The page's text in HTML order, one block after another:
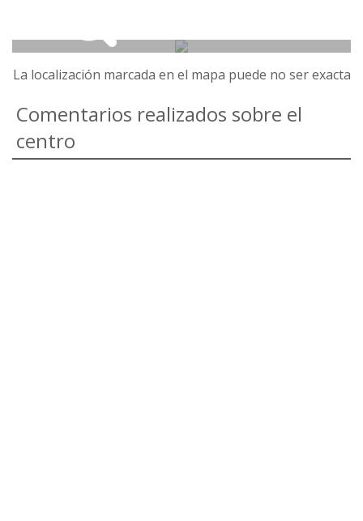
La localización marcada en el mapa puede no ser exacta
Comentarios realizados sobre el
centro